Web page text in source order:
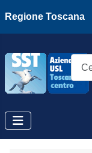
Regione Toscana
Cerca